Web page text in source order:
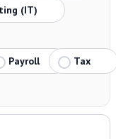
(IT)
Payroll
Tax